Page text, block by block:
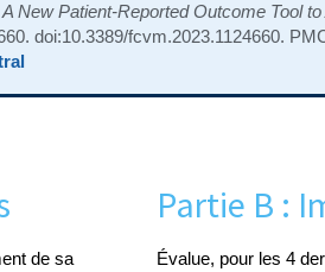
New Patient-Reported Outcome Tool
doi:10.3389/fcvm.2023.1124660.
de sa
Partie B :
Évalue, pour les 4